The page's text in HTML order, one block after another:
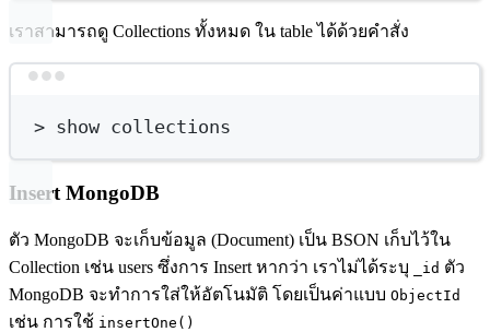
เราสามารถดู Collections ทั้งหมด ใน table ได้ด้วยคำสั่ง
> show collections
Insert MongoDB
ตัว MongoDB จะเก็บข้อมูล (Document) เป็น BSON เก็บไว้ใน
Collection เช่น users ซึ่งการ Insert หากว่า เราไม่ได้ระบุ
_id ตัว
MongoDB จะทำการใส่ให้อัตโนมัติ โดยเป็นค่าแบบ ObjectId
เช่น การใช้ insertOne()